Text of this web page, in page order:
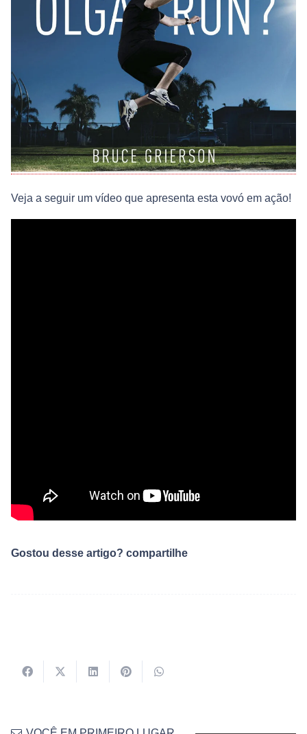
Veja a seguir um vídeo que apresenta esta vovó em ação!
Gostou desse artigo? compartilhe